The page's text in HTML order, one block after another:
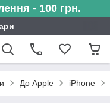
- 100 грн.
До Apple iPhone